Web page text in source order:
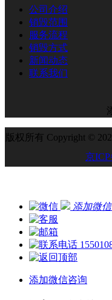
公司介绍
销毁范围
服务流程
销毁方式
新闻动态
联系我们
版权所有 Copyright ©
京ICP
添加微
添加微信咨询